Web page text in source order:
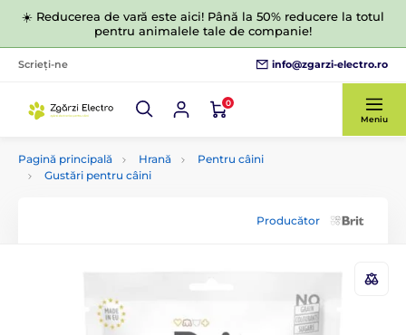
☀️ Reducerea de vară este aici! Până la 50% reducere la totul
pentru animalele tale de companie!
Scrieți-ne info@zgarzi-electro.ro
0
Meniu
Pagină principală Hrană
Pentru câini
Gustări pentru câini
Producător